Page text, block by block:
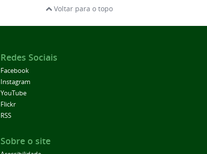
Voltar para o topo
Redes Sociais
Facebook
Instagram
YouTube
Flickr
RSS
Sobre o site